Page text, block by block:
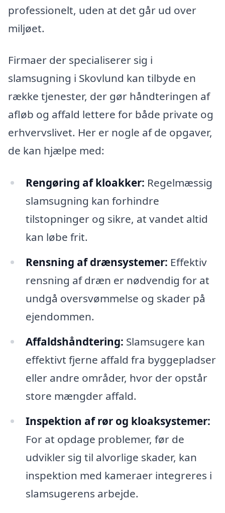
professionelt, uden at det går ud over
miljøet.
Firmaer der specialiserer sig i
slamsugning i Skovlund kan tilbyde en
række tjenester, der gør håndteringen af
afløb og affald lettere for både private og
erhvervslivet. Her er nogle af de opgaver,
de kan hjælpe med:
Rengøring af kloakker: Regelmæssig
slamsugning kan forhindre
tilstopninger og sikre, at vandet altid
kan løbe frit.
Rensning af drænsystemer: Effektiv
rensning af dræn er nødvendig for at
undgå oversvømmelse og skader på
ejendommen.
Affaldshåndtering: Slamsugere kan
effektivt fjerne affald fra byggepladser
eller andre områder, hvor der opstår
store mængder affald.
Inspektion af rør og kloaksystemer:
For at opdage problemer, før de
udvikler sig til alvorlige skader, kan
inspektion med kameraer integreres i
slamsugerens arbejde.